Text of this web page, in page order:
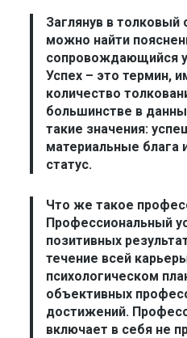
Заглянув в
можно найти
сопровождающийся
Успех – это термин,
количество
большинстве в
такие значения:
материальные блага
статус.
Что же такое
Профессиональный
позитивных
течение всей
психологическом
объективных
достижений.
включает в себя не